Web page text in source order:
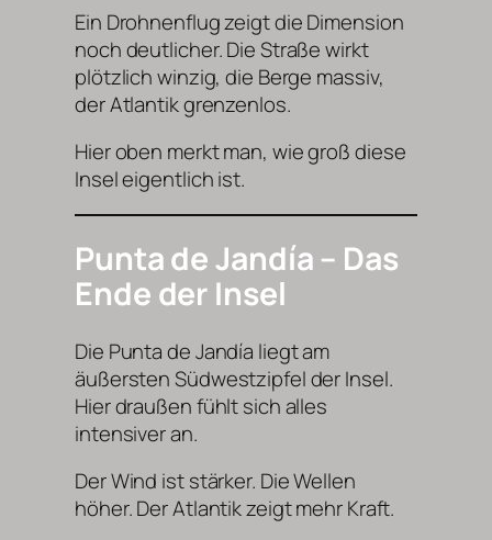
Ein Drohnenflug zeigt die Dimension
noch deutlicher. Die Straße wirkt
plötzlich winzig, die Berge massiv,
der Atlantik grenzenlos.
Hier oben merkt man, wie groß diese
Insel eigentlich ist.
Punta de Jandía – Das
Ende der Insel
Die Punta de Jandía liegt am
äußersten Südwestzipfel der Insel.
Hier draußen fühlt sich alles
intensiver an.
Der Wind ist stärker. Die Wellen
höher. Der Atlantik zeigt mehr Kraft.